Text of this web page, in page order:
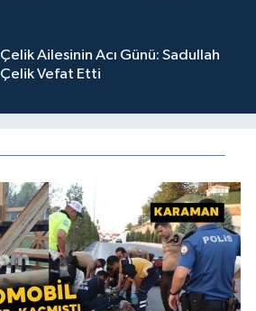
Çelik Ailesinin Acı Günü: Sadullah
Çelik Vefat Etti